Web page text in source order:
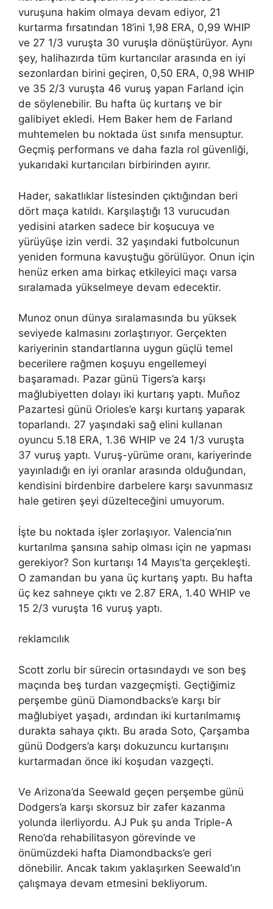
vuruşuna hakim olmaya devam ediyor, 21
kurtarma fırsatından 18’ini 1,98 ERA, 0,99 WHIP
ve 27 1/3 vuruşta 30 vuruşla dönüştürüyor. Aynı
şey, halihazırda tüm kurtarıcılar arasında en iyi
sezonlardan birini geçiren, 0,50 ERA, 0,98 WHIP
ve 35 2/3 vuruşta 46 vuruş yapan Farland için
de söylenebilir. Bu hafta üç kurtarış ve bir
galibiyet ekledi. Hem Baker hem de Farland
muhtemelen bu noktada üst sınıfa mensuptur.
Geçmiş performans ve daha fazla rol güvenliği,
yukarıdaki kurtarıcıları birbirinden ayırır.
Hader, sakatlıklar listesinden çıktığından beri
dört maça katıldı. Karşılaştığı 13 vurucudan
yedisini atarken sadece bir koşucuya ve
yürüyüşe izin verdi. 32 yaşındaki futbolcunun
yeniden formuna kavuştuğu görülüyor. Onun için
henüz erken ama birkaç etkileyici maçı varsa
sıralamada yükselmeye devam edecektir.
Munoz onun dünya sıralamasında bu yüksek
seviyede kalmasını zorlaştırıyor. Gerçekten
kariyerinin standartlarına uygun güçlü temel
becerilere rağmen koşuyu engellemeyi
başaramadı. Pazar günü Tigers’a karşı
mağlubiyetten dolayı iki kurtarış yaptı. Muñoz
Pazartesi günü Orioles’e karşı kurtarış yaparak
toparlandı. 27 yaşındaki sağ elini kullanan
oyuncu 5.18 ERA, 1.36 WHIP ve 24 1/3 vuruşta
37 vuruş yaptı. Vuruş-yürüme oranı, kariyerinde
yayınladığı en iyi oranlar arasında olduğundan,
kendisini birdenbire darbelere karşı savunmasız
hale getiren şeyi düzelteceğini umuyorum.
İşte bu noktada işler zorlaşıyor. Valencia’nın
kurtarılma şansına sahip olması için ne yapması
gerekiyor? Son kurtarışı 14 Mayıs’ta gerçekleşti.
O zamandan bu yana üç kurtarış yaptı. Bu hafta
üç kez sahneye çıktı ve 2.87 ERA, 1.40 WHIP ve
15 2/3 vuruşta 16 vuruş yaptı.
reklamcılık
Scott zorlu bir sürecin ortasındaydı ve son beş
maçında beş turdan vazgeçmişti. Geçtiğimiz
perşembe günü Diamondbacks’e karşı bir
mağlubiyet yaşadı, ardından iki kurtarılmamış
durakta sahaya çıktı. Bu arada Soto, Çarşamba
günü Dodgers’a karşı dokuzuncu kurtarışını
kurtarmadan önce iki koşudan vazgeçti.
Ve Arizona’da Seewald geçen perşembe günü
Dodgers’a karşı skorsuz bir zafer kazanma
yolunda ilerliyordu. AJ Puk şu anda Triple-A
Reno’da rehabilitasyon görevinde ve
önümüzdeki hafta Diamondbacks’e geri
dönebilir. Ancak takım yaklaşırken Seewald’ın
çalışmaya devam etmesini bekliyorum.